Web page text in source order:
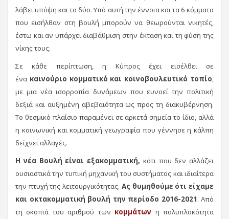
λάβει υπόψη και τα δύο. Υπό αυτή την έννοια και τα 6 κόμματα
που εισήλθαν στη βουλή μπορούν να θεωρούνται νικητές,
έστω και αν υπάρχει διαβάθμιση στην έκταση και τη φύση της
νίκης τους.
Σε κάθε περίπτωση, η Κύπρος έχει εισέλθει σε
ένα καινούριο κομματικό και κοινοβουλευτικό τοπίο,
με μια νέα ισορροπία δυνάμεων που ευνοεί την πολιτική
δεξιά και αυξημένη αβεβαιότητα ως προς τη διακυβέρνηση.
Το θεσμικό πλαίσιο παραμένει σε αρκετά σημεία το ίδιο, αλλά
η κοινωνική και κομματική γεωγραφία που γέννησε η κάλπη
δείχνει αλλαγές.
Η νέα Βουλή είναι εξακομματική, κάτι που δεν αλλάζει
ουσιαστικά την τυπική μηχανική του συστήματος και ιδιαίτερα
την πτυχή της λειτουργικότητας. Ας θυμηθούμε ότι είχαμε
και οκτακομματική βουλή την περίοδο 2016-2021. Από
τη σκοπιά του αριθμού των κομμάτων η πολυπλοκότητα